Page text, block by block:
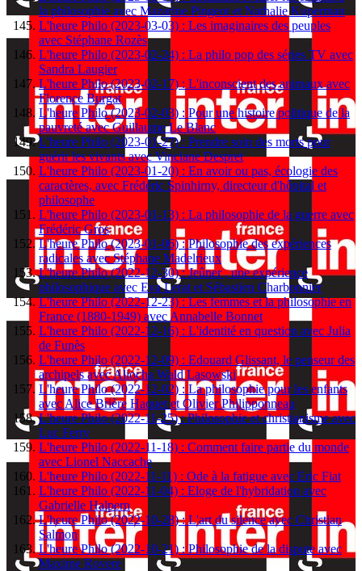
la philosophie avec Mazarine Pingeot et Nathalie Kuperman
L'heure Philo (2023-03-03) : Les imaginaires des peuples
avec Stéphane Rozès
L'heure Philo (2023-02-24) : La philo pop des séries TV avec
Sandra Laugier
L'heure Philo (2023-02-17) : L'inconscient des animaux avec
Florence Burgat
L'heure Philo (2023-02-03) : Pour une histoire politique de la
pauvreté avec Guillaume Le Blanc
L'heure Philo (2023-01-27) : Prendre soin des morts pour
guérir les vivants avec Vinciane Despret
L'heure Philo (2023-01-20) : En avoir ou pas, écologie des
caractères, avec Frédéric Spinhirny, directeur d'hôpital et
philosophe
L'heure Philo (2023-01-13) : La philosophie de la guerre avec
Frédéric Gros
L'heure Philo (2023-01-06) : Philosophie des expériences
radicales avec Stéphane Madelrieux
L'heure Philo (2022-12-30) : Jeûner , une expérience
philosophique avec Eva Lerat et Sébastien Charbonnier
L'heure Philo (2022-12-23) : Les femmes et la philosophie en
France (1880-1949) avec Annabelle Bonnet
L'heure Philo (2022-12-16) : L'identité en question avec Julia
de Funès
L'heure Philo (2022-12-09) : Edouard Glissant, le penseur des
archipels avec Aliocha Wald Lasowski
L'heure Philo (2022-12-02) : La philosophie pour les enfants
avec Alice Brière Haquet et Olivier Philipponneau
L'heure Philo (2022-11-25) : Philosophie et christianisme avec
Luc Ferry
L'heure Philo (2022-11-18) : Comment faire partie du monde
avec Lionel Naccache
L'heure Philo (2022-11-11) : Ode à la fatigue avec Eric Fiat
L'heure Philo (2022-11-04) : Eloge de l'hybridation avec
Gabrielle Halpern
L'heure Philo (2022-10-28) : L'art du silence avec Christian
Salmon
L'heure Philo (2022-10-21) : Philosophie de la dispute avec
Maxime Rovere